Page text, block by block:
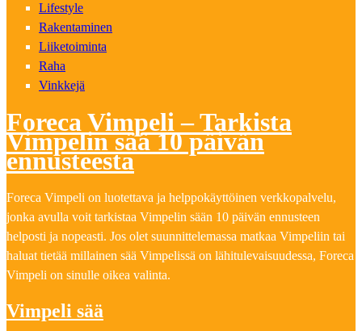
Lifestyle
Rakentaminen
Liiketoiminta
Raha
Vinkkejä
Foreca Vimpeli – Tarkista
Vimpelin sää 10 päivän
ennusteesta
Foreca Vimpeli on luotettava ja helppokäyttöinen verkkopalvelu,
jonka avulla voit tarkistaa Vimpelin sään 10 päivän ennusteen
helposti ja nopeasti. Jos olet suunnittelemassa matkaa Vimpeliin tai
haluat tietää millainen sää Vimpelissä on lähitulevaisuudessa, Foreca
Vimpeli on sinulle oikea valinta.
Vimpeli sää